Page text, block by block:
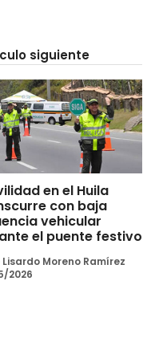
siguiente
en el Huila
con baja
vehicular
el puente festivo
Lisardo Moreno Ramírez
2026